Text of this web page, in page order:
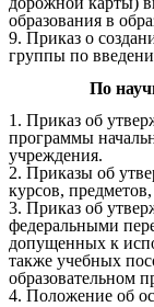
образования в
9. Приказ о
группы по
По
1. Приказ об
программы
учреждения.
2. Приказы об
курсов,
3. Приказ об
федеральными
допущенных к
также учебных
образовательном
4. Положение об